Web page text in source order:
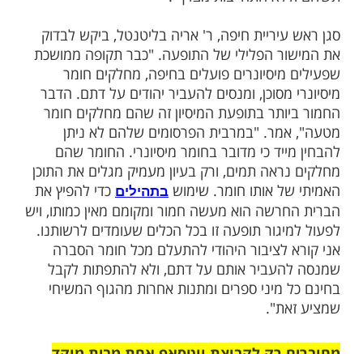
הוא למעשה ספרון קטן ממדים אך עבה,
667 עמודים, אשר מחולק ע"י גוף הנקרא "קרן אחווה
משיחית". 558 עמודים בספרון הם של הברית החדשה,
עמודים בלבד מורכבים בפרקי תהילים. השילוב בין
ליהודים תמימים, שאינם בקיאים בתחום,
התהילים-כביכול, ותוך כדי להיחשף גם
של הדת הנוצרית. ולא זאת בלבד –
מוזמנים הקוראים לקבל תכנים נוצרים
- "אנו מציעים לך ספרות משיחית נוספת.
עד ארבעה ספרים מתוך הרשימה ללא
התחייבות מצדך".
חיפה, ר' אריה בליטנטל, ביקש לבדוק
הפלילי של התופעה. "כבר תקופה ממושכת